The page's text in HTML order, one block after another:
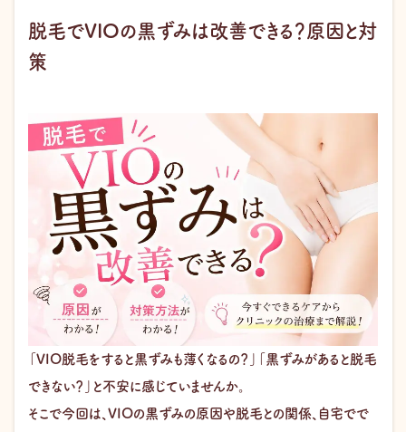
脱毛でVIOの黒ずみは改善できる？原因と対
策
「VIO脱毛をすると黒ずみも薄くなるの？」「黒ずみがあると脱毛
できない？」と不安に感じていませんか。
そこで今回は、VIOの黒ずみの原因や脱毛との関係、自宅でで